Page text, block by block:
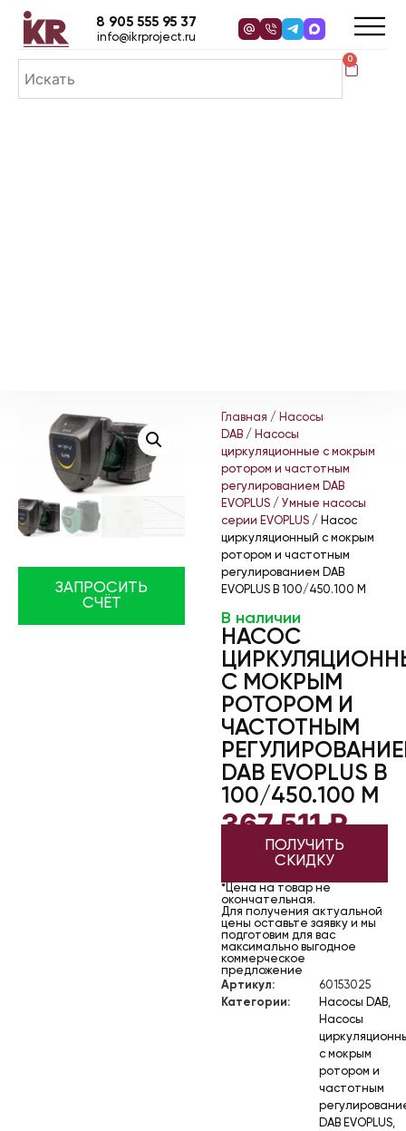
0
8 905 555 95 37
info@ikrproject.ru
ЗАПРОСИТЬ
СЧЁТ
Главная / Насосы
DAB / Насосы
циркуляционные с мокрым
ротором и частотным
регулированием DAB
EVOPLUS / Умные насосы
серии EVOPLUS / Насос
циркуляционный с мокрым
ротором и частотным
регулированием DAB
EVOPLUS B 100/450.100 M
В наличии
НАСОС
С МОКРЫМ
РОТОРОМ И
ЧАСТОТНЫМ
DAB EVOPLUS B
100/450.100 M
367 511₽
ПОЛУЧИТЬ
СКИДКУ
*Цена на товар не
окончательная.
Для получения актуальной
цены оставьте заявку и мы
подготовим для вас
максимально выгодное
коммерческое
предложение
Артикул:
60153025
Категории:
Насосы DAB,
Насосы
с мокрым
ротором и
частотным
DAB EVOPLUS,